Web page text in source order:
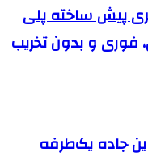
پیش ساخته پلی
فوری و بدون تخریب
این جاده یک‌طرفه